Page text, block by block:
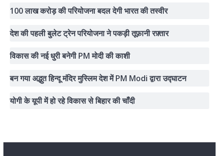
100 लाख करोड़ की परियोजना बदल देगी भारत की तस्वीर
देश की पहली बुलेट ट्रेन परियोजना ने पकड़ी तूफ़ानी रफ़्तार
विकास की नई धुरी बनेगी PM मोदी की काशी
बन गया अद्भुत हिन्दू मंदिर मुस्लिम देश में PM Modi द्वारा उद्घाटन
योगी के यूपी में हो रहे विकास से बिहार की चाँदी